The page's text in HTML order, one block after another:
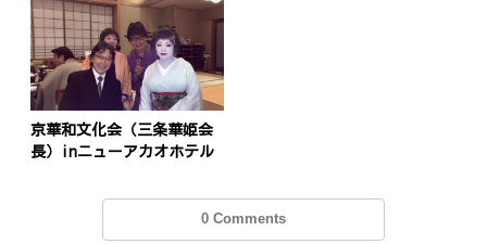
京華和文化会（三条華姫会
長）inニューアカオホテル
0 Comments